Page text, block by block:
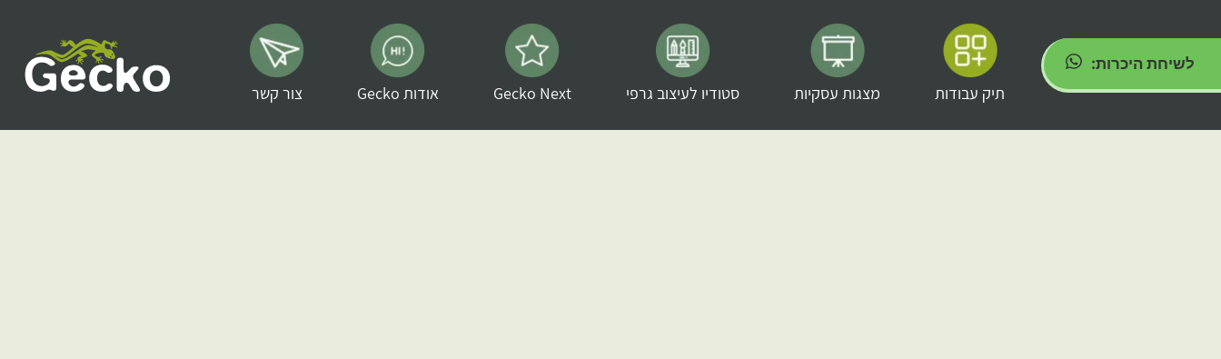
לשיחת היכרות:
תיק עבודות מצגות עסקיות סטודיו לעיצוב גרפי Gecko Next אודות Gecko צור קשר